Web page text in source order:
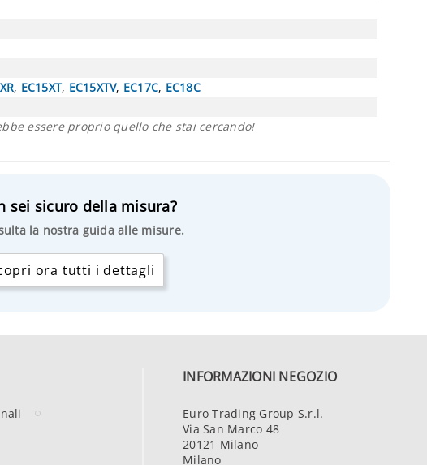
, EC15XT, EC15XTV, EC17C, EC18C
essere proprio quello che stai cercando!
sei sicuro della misura?
la nostra guida alle misure.
ora tutti i dettagli
INFORMAZIONI NEGOZIO
Euro Trading Group S.r.l.
Via San Marco 48
20121 Milano
Milano